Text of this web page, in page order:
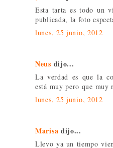
Esta tarta es todo un
publicada, la foto
lunes, 25 junio, 2012
Neus dijo...
La verdad es que la
está muy pero que muy
lunes, 25 junio, 2012
Marisa dijo...
Llevo ya un tiempo